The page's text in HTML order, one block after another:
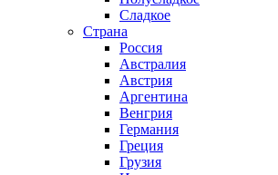
Сладкое
Страна
Россия
Австралия
Австрия
Аргентина
Венгрия
Германия
Греция
Грузия